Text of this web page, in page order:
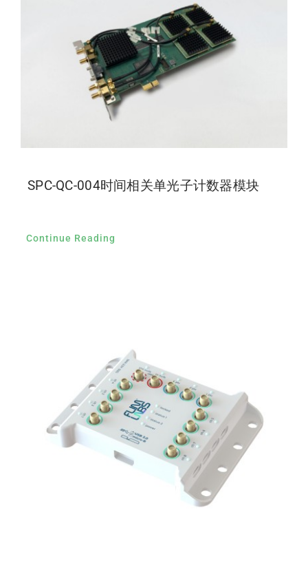
SPC-QC-004时间相关单光子计数器模块
Continue Reading